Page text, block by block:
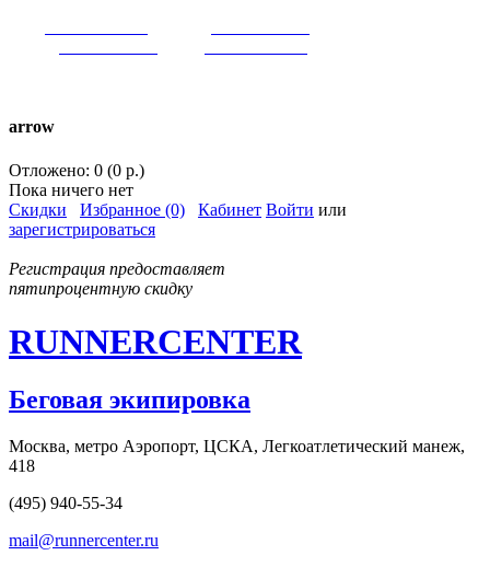
arrow
Отложено: 0 (0 р.)
Пока ничего нет
Скидки
Избранное (0) Кабинет Войти или
зарегистрироваться
Регистрация предоставляет
пятипроцентную скидку
RUNNERCENTER
Беговая экипировка
Москва, метро Аэропорт, ЦСКА, Легкоатлетический манеж,
418
(495) 940-55-34
mail@runnercenter.ru